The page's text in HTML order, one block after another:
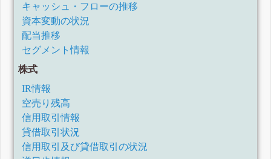
キャッシュ・フローの推移
資本変動の状況
配当推移
セグメント情報
株式
IR情報
空売り残高
信用取引情報
貸借取引状況
信用取引及び貸借取引の状況